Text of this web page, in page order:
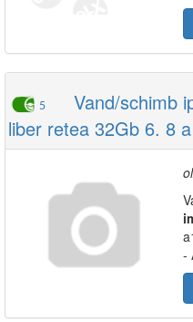
5
Vand/schimb
liber retea 32Gb 6. 8
-